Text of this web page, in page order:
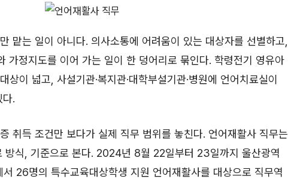
맡는 일이 아니다. 의사소통에 어려움이 있는 대상자를 선별하고,
가정지도를 이어 가는 일이 한 덩어리로 묶인다. 학령전기 영유아
이 넓고, 사설기관·복지관·대학부설기관·병원에 언어치료실이
.
취득 조건만 보다가 실제 직무 범위를 놓친다. 언어재활사 직무는
방식, 기준으로 본다. 2024년 8월 22일부터 23일까지 울산광역
26명의 특수교육대상학생 지원 언어재활사를 대상으로 직무역